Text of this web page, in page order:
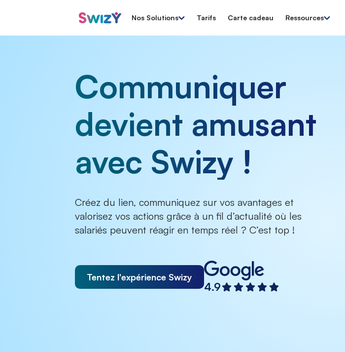
Nos Solutions Tarifs Carte cadeau Ressources
Communiquer
devient amusant
avec Swizy !
Créez du lien, communiquez sur vos avantages et
valorisez vos actions grâce à un fil d’actualité où les
salariés peuvent réagir en temps réel ? C’est top !
Tentez l'expérience Swizy
4.9